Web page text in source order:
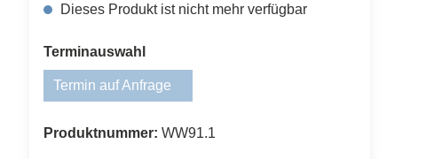
Dieses Produkt ist nicht mehr verfügbar
Terminauswahl auswählen
Termin auf Anfrage
(Diese Option ist zurzeit nicht verfügbar.)
Produktnummer: WW91.1